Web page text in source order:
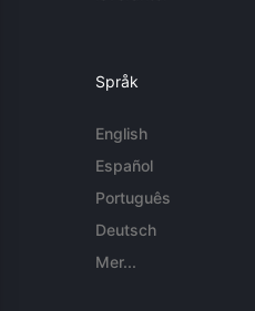
Språk
English
Español
Português
Deutsch
Mer...